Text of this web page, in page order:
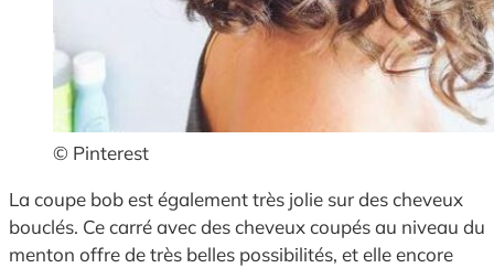
© Pinterest
La coupe bob est également très jolie sur des cheveux
bouclés. Ce carré avec des cheveux coupés au niveau du
menton offre de très belles possibilités, et elle encore